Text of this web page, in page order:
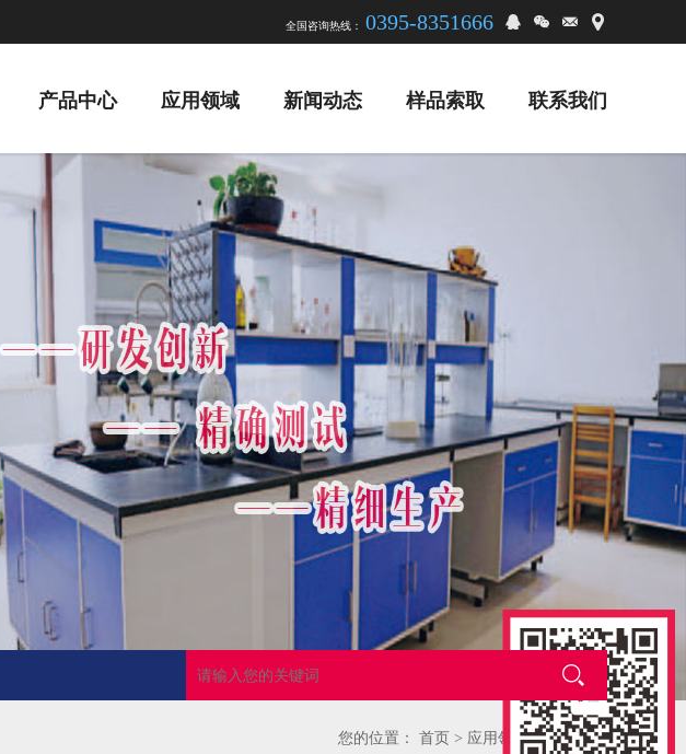
全国咨询热线： 0395-8351666
产品中心 应用领域 新闻动态 样品索取 联系我们
您的位置： 首页 > 应用领域> 材料应用